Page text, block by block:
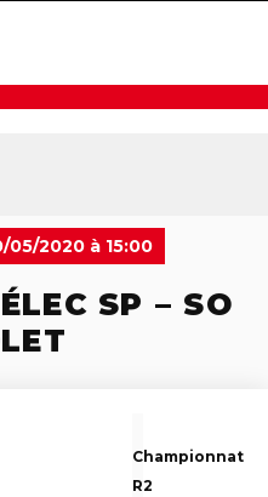
05/2020 à 15:00
SP – SO
Championnat
R2